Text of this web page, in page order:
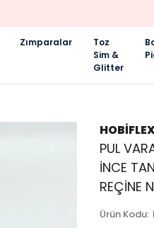
Zımparalar
Toz
Sim &
Glitter
PUL
İNCE
REÇİNE
Ürün Kodu: